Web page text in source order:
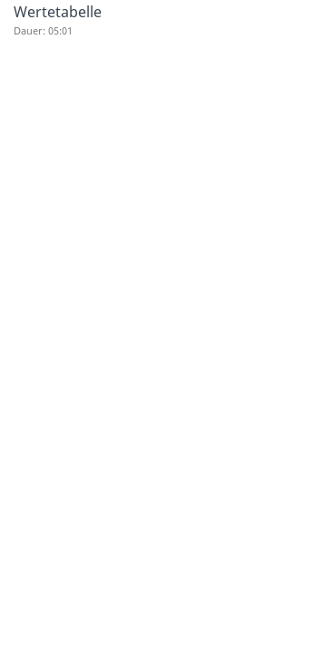
Wertetabelle
Dauer: 05:01